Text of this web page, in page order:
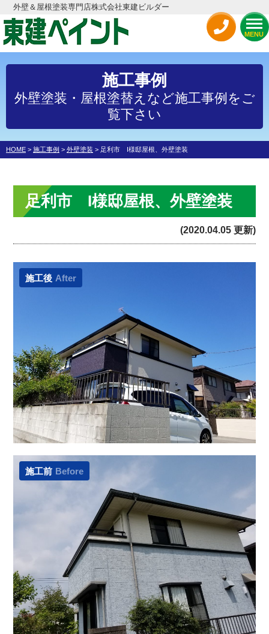
外壁＆屋根塗装専門店株式会社東建ビルダー
MENU
施工事例
外壁塗装・屋根塗替えなど施工事例をご
覧下さい
HOME > 施工事例 > 外壁塗装 > 足利市 I様邸屋根、外壁塗装
足利市 I様邸屋根、外壁塗装
(2020.04.05 更新)
施工後 After
施工前 Before